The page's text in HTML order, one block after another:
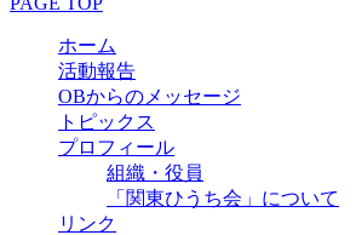
ホーム
活動報告
OBからのメッセージ
トピックス
プロフィール
組織・役員
「関東ひうち会」について
リンク